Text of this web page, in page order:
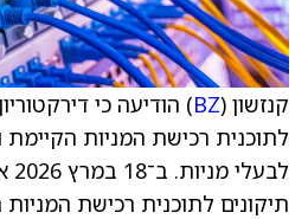
קנזשון (BZ) הודיעה כי
לתוכנית רכישת המניות הקיימת
תיקונים לתוכנית רכישת